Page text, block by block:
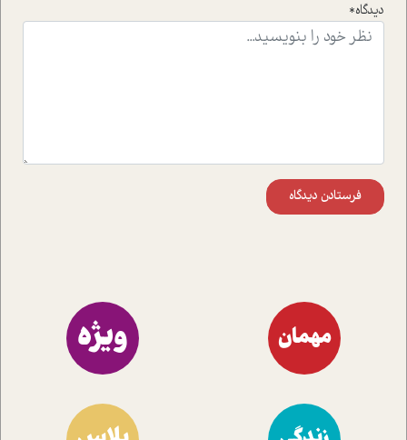
است.در فصل پایانی زیر ذره بین نیز همکاران ما تلاش کرده
اند تا در کنار مطالب سرگرمی و انگیزشی، شما را با بهترین و
دیدگاه*
فرستادن دیدگاه
مهمان ویژه